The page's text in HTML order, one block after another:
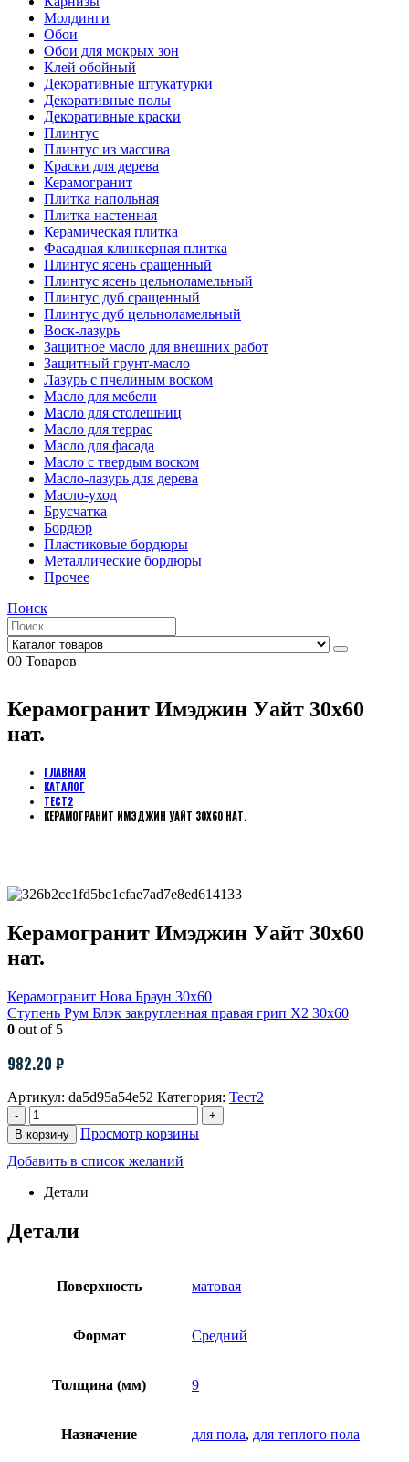
Молдинги
Обои
Обои для мокрых зон
Клей обойный
Декоративные штукатурки
Декоративные полы
Декоративные краски
Плинтус
Плинтус из массива
Краски для дерева
Керамогранит
Плитка напольная
Плитка настенная
Керамическая плитка
Фасадная клинкерная плитка
Плинтус ясень сращенный
Плинтус ясень цельноламельный
Плинтус дуб сращенный
Плинтус дуб цельноламельный
Воск-лазурь
Защитное масло для внешних работ
Защитный грунт-масло
Лазурь с пчелиным воском
Масло для мебели
Масло для столешниц
Масло для террас
Масло для фасада
Масло с твердым воском
Масло-лазурь для дерева
Масло-уход
Брусчатка
Бордюр
Пластиковые бордюры
Металлические бордюры
Прочее
Поиск
00 Товаров
Керамогранит Имэджин Уайт 30х60
нат.
ГЛАВНАЯ
КАТАЛОГ
ТЕСТ2
КЕРАМОГРАНИТ ИМЭДЖИН УАЙТ 30Х60 НАТ.
Керамогранит Имэджин Уайт 30х60
нат.
Керамогранит Нова Браун 30х60
Ступень Рум Блэк закругленная правая грип Х2 30х60
0 out of 5
982.20 ₽
Артикул: da5d95a54e52 Категория: Тест2
-
+
В корзину
Просмотр корзины
Добавить в список желаний
Детали
Детали
Поверхность матовая
Формат Средний
Толщина (мм) 9
Назначение для пола, для теплого пола